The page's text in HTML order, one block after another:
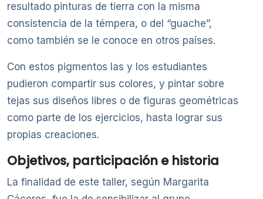
resultado pinturas de tierra con la misma
consistencia de la témpera, o del “guache”,
como también se le conoce en otros países.
Con estos pigmentos las y los estudiantes
pudieron compartir sus colores, y pintar sobre
tejas sus diseños libres o de figuras geométricas
como parte de los ejercicios, hasta lograr sus
propias creaciones.
Objetivos, participación e historia
La finalidad de este taller, según Margarita